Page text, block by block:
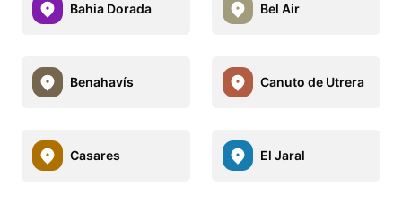
Bahia Dorada Bel Air
Benahavís Canuto de Utrera
Casares El Jaral